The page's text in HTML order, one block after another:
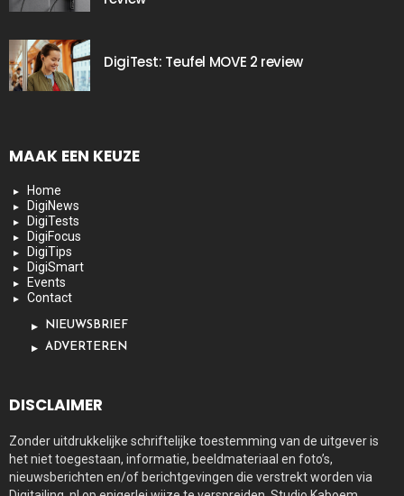
DigiTest: Teufel MOVE 2 review
MAAK EEN KEUZE
Home
DigiNews
DigiTests
DigiFocus
DigiTips
DigiSmart
Events
Contact
NIEUWSBRIEF
ADVERTEREN
DISCLAIMER
Zonder uitdrukkelijke schriftelijke toestemming van de uitgever is
het niet toegestaan, informatie, beeldmateriaal en foto’s,
nieuwsberichten en/of berichtgevingen die verstrekt worden via